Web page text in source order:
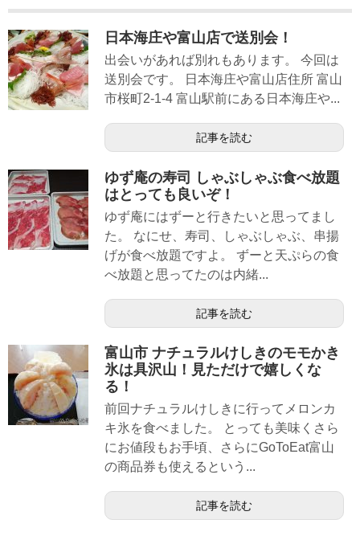
日本海庄や富山店で送別会！
出会いがあれば別れもあります。 今回は
送別会です。 日本海庄や富山店住所 富山
市桜町2-1-4 富山駅前にある日本海庄や...
記事を読む
ゆず庵の寿司 しゃぶしゃぶ食べ放題
はとっても良いぞ！
ゆず庵にはずーと行きたいと思ってまし
た。 なにせ、寿司、しゃぶしゃぶ、串揚
げが食べ放題ですよ。 ずーと天ぷらの食
べ放題と思ってたのは内緒...
記事を読む
富山市 ナチュラルけしきのモモかき
氷は具沢山！見ただけで嬉しくな
る！
前回ナチュラルけしきに行ってメロンカ
キ氷を食べました。 とっても美味くさら
にお値段もお手頃、さらにGoToEat富山
の商品券も使えるという...
記事を読む